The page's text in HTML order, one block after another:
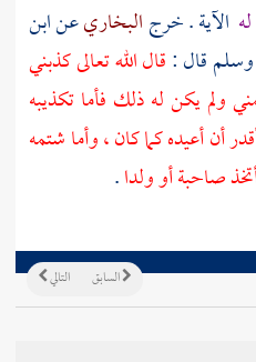
الآية . خرجالبخاريعنابن
وسلم قال :قال الله تعالى كذبني
ولم يكن له ذلك فأما تكذيبه
أن أعيده كما كان ، وأما شتمه
صاحبة أو ولدا.
التالي السابق